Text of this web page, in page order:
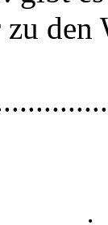
den